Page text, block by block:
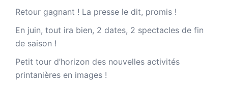
Retour gagnant ! La presse le dit, promis !
En juin, tout ira bien, 2 dates, 2 spectacles de fin
de saison !
Petit tour d’horizon des nouvelles activités
printanières en images !